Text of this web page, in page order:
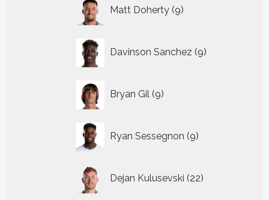
Matt Doherty 9
producten
Davinson Sanchez 9
producten
Bryan Gil 9
producten
Ryan Sessegnon 9
producten
Dejan Kulusevski 22
producten